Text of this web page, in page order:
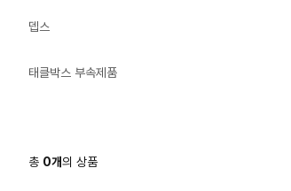
뎁스
태클박스 부속제품
총 0개의 상품